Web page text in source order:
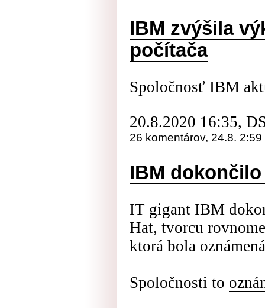
IBM zvýšila
počítača
Spoločnosť IBM
20.8.2020 16:35,
26 komentárov, 24.8. 2:59
IBM
IT gigant IBM
Hat, tvorcu
ktorá bola
Spoločnosti to